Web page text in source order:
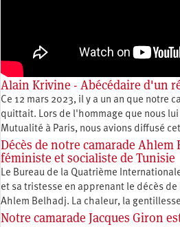
Alain Krivine - Abécédaire d'un
Ce 12 mars 2023, il y a un an que notre
quittait. Lors de l'hommage que nous
Mutualité à Paris, nous avions diffusé
Décès de notre camarade
féministe et socialiste de Tunisie
Le Bureau de la Quatrième
et sa tristesse en apprenant le décès
Ahlem Belhadj. La chaleur, la
Notre camarade Jacques Giron